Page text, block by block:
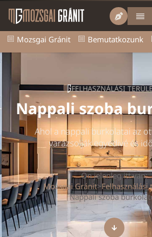
Mozsgai Gránit Bemutatkozunk
FELHASZNÁLÁSI
Nappali szoba
Ahol a nappali burkolatai az
varázsolják egyedivé és
Ön jelenleg itt van:
Mozsgai Gránit>Felhasználási
Nappali szoba